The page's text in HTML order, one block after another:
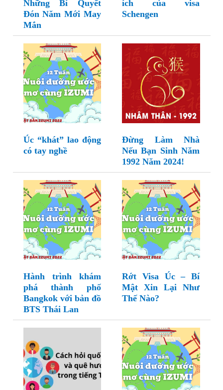
Những Bí Quyết
Đón Năm Mới May
Mắn
ích của visa
Schengen
Úc “khát” lao động
có tay nghề
Đừng Làm Nhà
Nếu Bạn Sinh Năm
1992 Năm 2024!
Hành trình khám
phá thành phố
Bangkok với bản đồ
BTS Thái Lan
Rớt Visa Úc – Bí
Mật Xin Lại Như
Thế Nào?